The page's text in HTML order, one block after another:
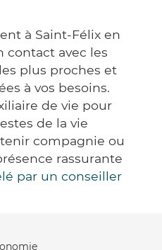
à Saint-Félix en
contact avec les
plus proches et
à vos besoins.
de vie pour
de la vie
compagnie ou
rassurante
par un conseiller